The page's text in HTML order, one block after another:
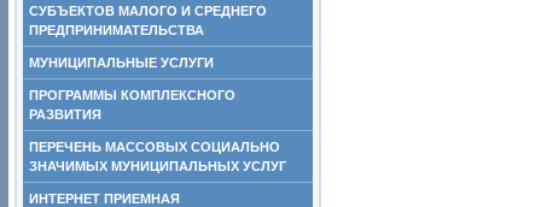
СУБЪЕКТОВ МАЛОГО И СРЕДНЕГО
ПРЕДПРИНИМАТЕЛЬСТВА
МУНИЦИПАЛЬНЫЕ УСЛУГИ
ПРОГРАММЫ КОМПЛЕКСНОГО
РАЗВИТИЯ
ПЕРЕЧЕНЬ МАССОВЫХ СОЦИАЛЬНО
ЗНАЧИМЫХ МУНИЦИПАЛЬНЫХ УСЛУГ
ИНТЕРНЕТ ПРИЕМНАЯ